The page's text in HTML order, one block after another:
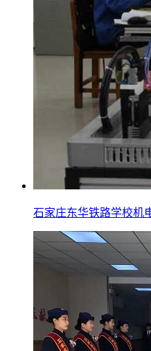
石家庄东华铁路学校机